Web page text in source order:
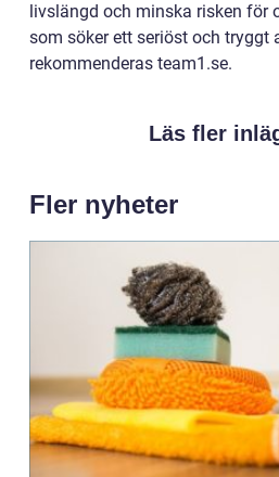
livslängd och minska risken för
som söker ett seriöst och tryggt
rekommenderas team1.se.
Läs fler
Fler nyheter